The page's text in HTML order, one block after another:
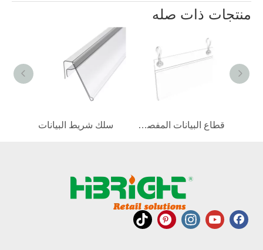
منتجات ذات صله
سلك شريط البيانات قطاع البيانات المفصلية